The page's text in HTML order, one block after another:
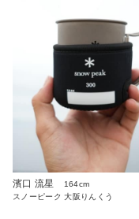
濱口 流星
164cm
スノーピーク 大阪りんくう